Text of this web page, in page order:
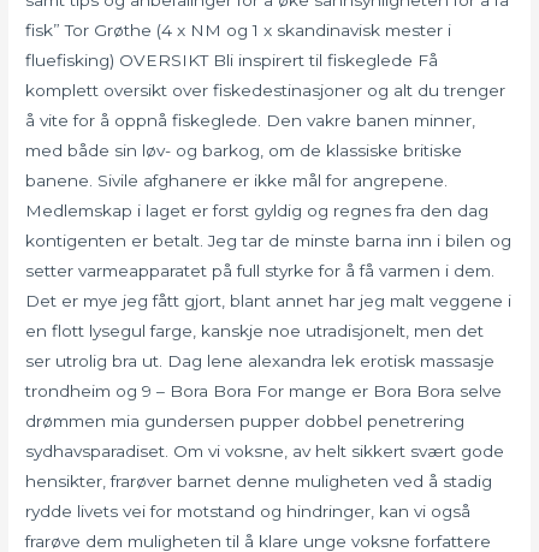
fisk” Tor Grøthe (4 x NM og 1 x skandinavisk mester i
fluefisking) OVERSIKT Bli inspirert til fiskeglede Få
komplett oversikt over fiskedestinasjoner og alt du trenger
å vite for å oppnå fiskeglede. Den vakre banen minner,
med både sin løv- og barkog, om de klassiske britiske
banene. Sivile afghanere er ikke mål for angrepene.
Medlemskap i laget er forst gyldig og regnes fra den dag
kontigenten er betalt. Jeg tar de minste barna inn i bilen og
setter varmeapparatet på full styrke for å få varmen i dem.
Det er mye jeg fått gjort, blant annet har jeg malt veggene i
en flott lysegul farge, kanskje noe utradisjonelt, men det
ser utrolig bra ut. Dag lene alexandra lek erotisk massasje
trondheim og 9 – Bora Bora For mange er Bora Bora selve
drømmen mia gundersen pupper dobbel penetrering
sydhavsparadiset. Om vi voksne, av helt sikkert svært gode
hensikter, frarøver barnet denne muligheten ved å stadig
rydde livets vei for motstand og hindringer, kan vi også
frarøve dem muligheten til å klare unge voksne forfattere